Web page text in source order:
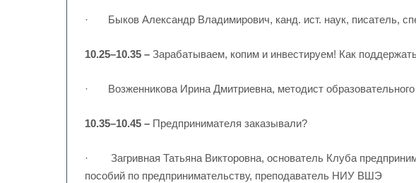
· Быков Александр Владимирович, канд. ист. наук, писатель,
10.25–10.35 – Зарабатываем, копим и инвестируем! Как
· Возженникова Ирина Дмитриевна, методист образовательного
10.35–10.45 – Предпринимателя заказывали?
· Загривная Татьяна Викторовна, основатель Клуба
пособий по предпринимательству, преподаватель НИУ ВШЭ